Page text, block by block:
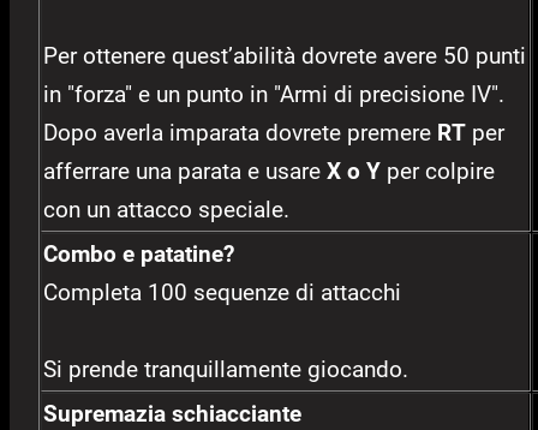
Per ottenere quest’abilità dovrete avere 50 punti
in "forza" e un punto in "Armi di precisione IV".
Dopo averla imparata dovrete premere RT per
afferrare una parata e usare X o Y per colpire
con un attacco speciale.
Combo e patatine?
Completa 100 sequenze di attacchi
Si prende tranquillamente giocando.
Supremazia schiacciante